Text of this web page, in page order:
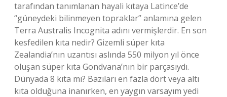
tarafından tanımlanan hayali kıtaya Latince’de
“güneydeki bilinmeyen topraklar” anlamına gelen
Terra Australis Incognita adını vermişlerdir. En son
kesfedilen kıta nedir? Gizemli süper kıta
Zealandia’nın uzantısı aslında 550 milyon yıl önce
oluşan süper kıta Gondvana’nın bir parçasıydı.
Dünyada 8 kıta mı? Bazıları en fazla dört veya altı
kıta olduğuna inanırken, en yaygın varsayım yedi